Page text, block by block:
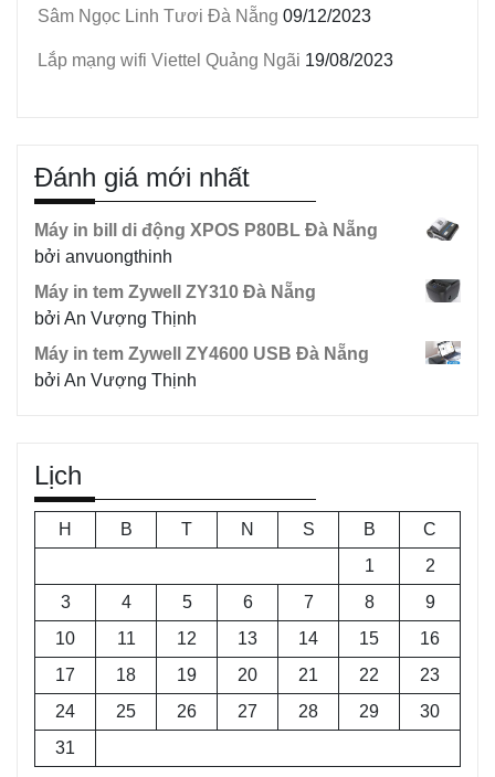
Sâm Ngọc Linh Tươi Đà Nẵng 09/12/2023
Lắp mạng wifi Viettel Quảng Ngãi 19/08/2023
Đánh giá mới nhất
Máy in bill di động XPOS P80BL Đà Nẵng
bởi anvuongthinh
Máy in tem Zywell ZY310 Đà Nẵng
bởi An Vượng Thịnh
Máy in tem Zywell ZY4600 USB Đà Nẵng
bởi An Vượng Thịnh
Lịch
H B T N S B
C
1
2
3
4 5 6 7 8
9
10
11 12 13 14 15
16
17
18 19 20 21 22
23
24
25 26 27 28 29
30
31